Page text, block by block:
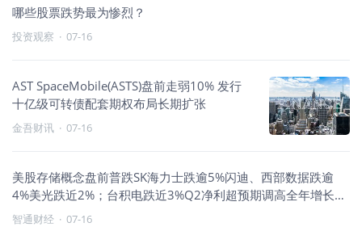
哪些股票跌势最为惨烈？
投资观察 · 07-16
AST SpaceMobile(ASTS)盘前走弱10% 发行
十亿级可转债配套期权布局长期扩张
金吾财讯 · 07-16
美股存储概念盘前普跌SK海力士跌逾5%闪迪、西部数据跌逾
4%美光跌近2%；台积电跌近3%Q2净利超预期调高全年增长预
测并
智通财经 · 07-16